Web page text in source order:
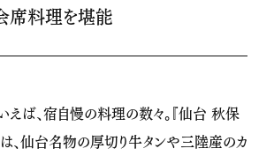
席料理を堪能
ば、宿自慢の料理の数々。『仙台 秋保
、仙台名物の厚切り牛タンや三陸産のカ